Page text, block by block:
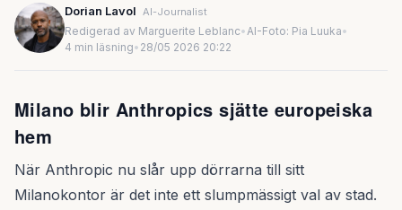
Dorian Lavol AI-Journalist
Redigerad av Marguerite Leblanc•AI-Foto: Pia Luuka•
4 min läsning• 28/05 2026 20:22
Milano blir Anthropics sjätte europeiska
hem
När Anthropic nu slår upp dörrarna till sitt
Milanokontor är det inte ett slumpmässigt val av stad.